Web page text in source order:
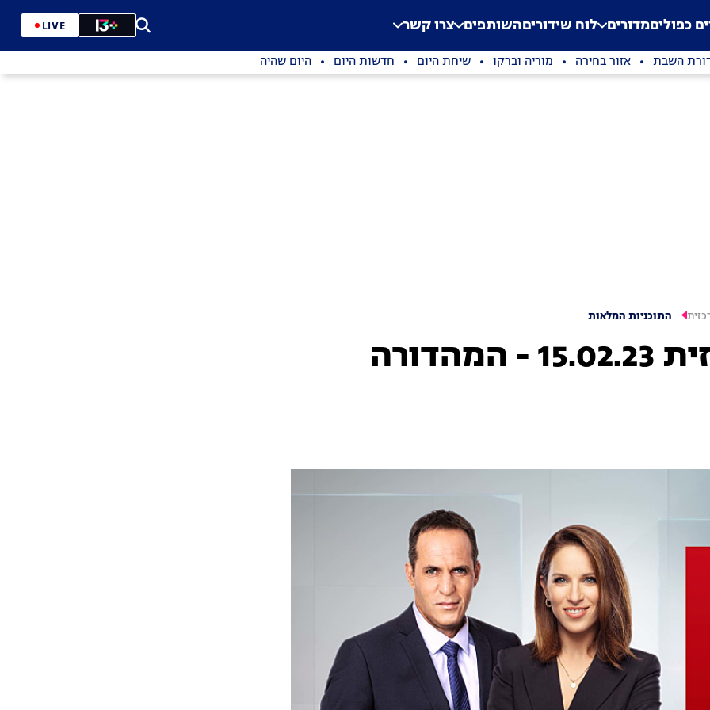
Application error: a
. כפוליםמדורים לוח שידוריםהשותפים צרו קשר LIVE
השבת אזור בחירה מוריה וברקו שיחת היום חדשות היום היום שהיה
התוכניות המלאות
המהדורה המרכזית 15.02.23 - המהדורה